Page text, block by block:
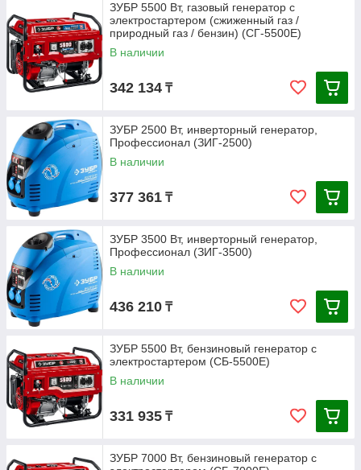
ЗУБР 5500 Вт, газовый генератор с
электростартером (сжиженный газ /
природный газ / бензин) (СГ-5500Е)
В наличии
342 134 ₸
ЗУБР 2500 Вт, инверторный генератор,
Профессионал (ЗИГ-2500)
В наличии
377 361 ₸
ЗУБР 3500 Вт, инверторный генератор,
Профессионал (ЗИГ-3500)
В наличии
436 210 ₸
ЗУБР 5500 Вт, бензиновый генератор с
электростартером (СБ-5500Е)
В наличии
331 935 ₸
ЗУБР 7000 Вт, бензиновый генератор с